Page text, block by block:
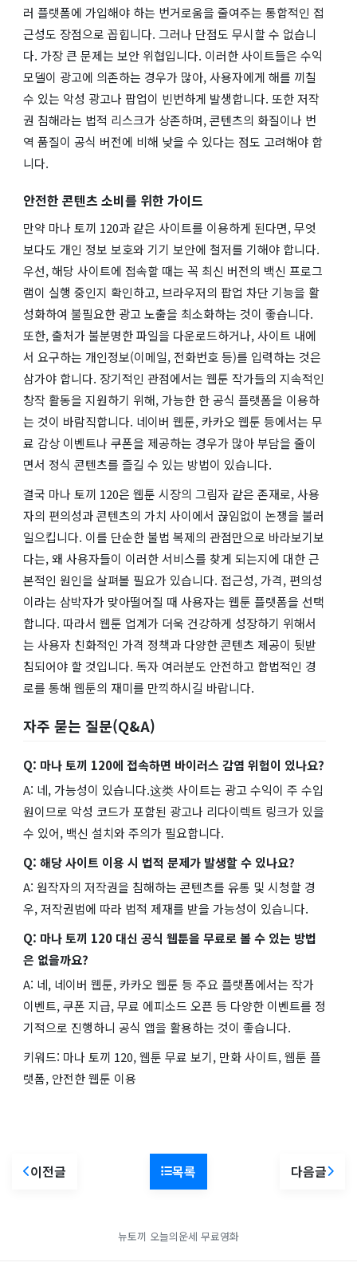
러 플랫폼에 가입해야 하는 번거로움을 줄여주는 통합적인 접
근성도 장점으로 꼽힙니다. 그러나 단점도 무시할 수 없습니
다. 가장 큰 문제는 보안 위협입니다. 이러한 사이트들은 수익
모델이 광고에 의존하는 경우가 많아, 사용자에게 해를 끼칠
수 있는 악성 광고나 팝업이 빈번하게 발생합니다. 또한 저작
권 침해라는 법적 리스크가 상존하며, 콘텐츠의 화질이나 번
역 품질이 공식 버전에 비해 낮을 수 있다는 점도 고려해야 합
니다.
안전한 콘텐츠 소비를 위한 가이드
만약 마나 토끼 120과 같은 사이트를 이용하게 된다면, 무엇
보다도 개인 정보 보호와 기기 보안에 철저를 기해야 합니다.
우선, 해당 사이트에 접속할 때는 꼭 최신 버전의 백신 프로그
램이 실행 중인지 확인하고, 브라우저의 팝업 차단 기능을 활
성화하여 불필요한 광고 노출을 최소화하는 것이 좋습니다.
또한, 출처가 불분명한 파일을 다운로드하거나, 사이트 내에
서 요구하는 개인정보(이메일, 전화번호 등)를 입력하는 것은
삼가야 합니다. 장기적인 관점에서는 웹툰 작가들의 지속적인
창작 활동을 지원하기 위해, 가능한 한 공식 플랫폼을 이용하
는 것이 바람직합니다. 네이버 웹툰, 카카오 웹툰 등에서는 무
료 감상 이벤트나 쿠폰을 제공하는 경우가 많아 부담을 줄이
면서 정식 콘텐츠를 즐길 수 있는 방법이 있습니다.
결국 마나 토끼 120은 웹툰 시장의 그림자 같은 존재로, 사용
자의 편의성과 콘텐츠의 가치 사이에서 끊임없이 논쟁을 불러
일으킵니다. 이를 단순한 불법 복제의 관점만으로 바라보기보
다는, 왜 사용자들이 이러한 서비스를 찾게 되는지에 대한 근
본적인 원인을 살펴볼 필요가 있습니다. 접근성, 가격, 편의성
이라는 삼박자가 맞아떨어질 때 사용자는 웹툰 플랫폼을 선택
합니다. 따라서 웹툰 업계가 더욱 건강하게 성장하기 위해서
는 사용자 친화적인 가격 정책과 다양한 콘텐츠 제공이 뒷받
침되어야 할 것입니다. 독자 여러분도 안전하고 합법적인 경
로를 통해 웹툰의 재미를 만끽하시길 바랍니다.
자주 묻는 질문(Q&A)
Q: 마나 토끼 120에 접속하면 바이러스 감염 위험이 있나요?
A: 네, 가능성이 있습니다.这类 사이트는 광고 수익이 주 수입
원이므로 악성 코드가 포함된 광고나 리다이렉트 링크가 있을
수 있어, 백신 설치와 주의가 필요합니다.
Q: 해당 사이트 이용 시 법적 문제가 발생할 수 있나요?
A: 원작자의 저작권을 침해하는 콘텐츠를 유통 및 시청할 경
우, 저작권법에 따라 법적 제재를 받을 가능성이 있습니다.
Q: 마나 토끼 120 대신 공식 웹툰을 무료로 볼 수 있는 방법
은 없을까요?
A: 네, 네이버 웹툰, 카카오 웹툰 등 주요 플랫폼에서는 작가
이벤트, 쿠폰 지급, 무료 에피소드 오픈 등 다양한 이벤트를 정
기적으로 진행하니 공식 앱을 활용하는 것이 좋습니다.
키워드: 마나 토끼 120, 웹툰 무료 보기, 만화 사이트, 웹툰 플
랫폼, 안전한 웹툰 이용
이전글 목록 다음글
뉴토끼 오늘의운세 무료영화